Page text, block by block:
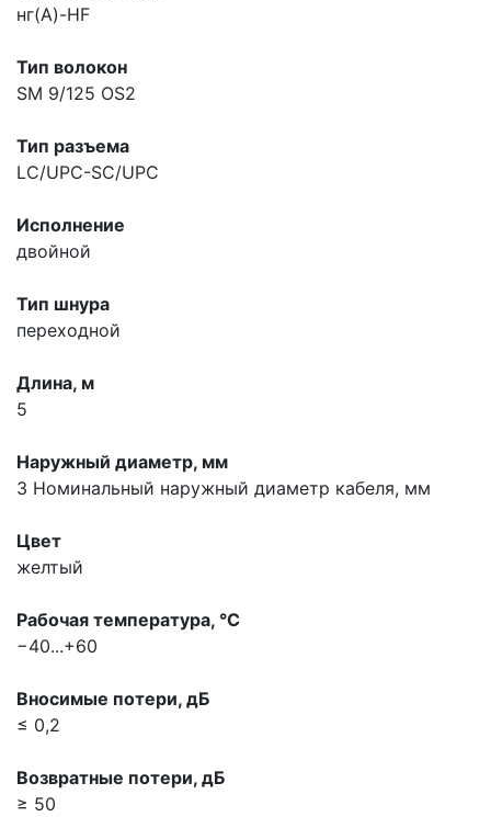
нг(A)-HF
Тип волокон
SM 9/125 OS2
Тип разъема
LC/UPC-SC/UPC
Исполнение
двойной
Тип шнура
переходной
Длина, м
5
Наружный диаметр, мм
3 Номинальный наружный диаметр кабеля, мм
Цвет
желтый
Рабочая температура, °С
−40...+60
Вносимые потери, дБ
≤ 0,2
Возвратные потери, дБ
≥ 50